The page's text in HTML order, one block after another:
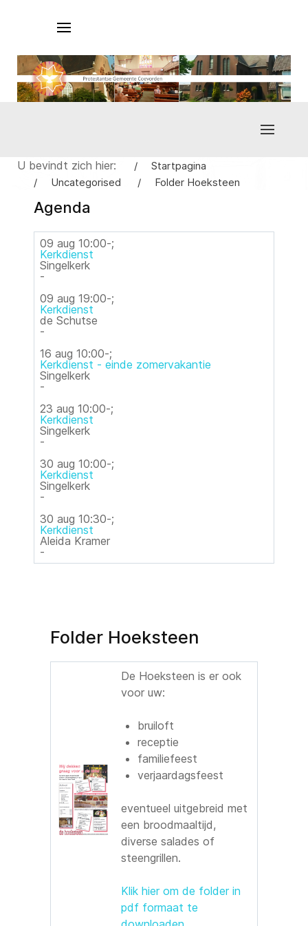
U bevindt zich hier:
Startpagina
Uncategorised
Folder Hoeksteen
Agenda
09 aug 10:00-;
Kerkdienst
Singelkerk
-
09 aug 19:00-;
Kerkdienst
de Schutse
-
16 aug 10:00-;
Kerkdienst - einde zomervakantie
Singelkerk
-
23 aug 10:00-;
Kerkdienst
Singelkerk
-
30 aug 10:00-;
Kerkdienst
Singelkerk
-
30 aug 10:30-;
Kerkdienst
Aleida Kramer
-
Folder Hoeksteen
De Hoeksteen is er ook
voor uw:
bruiloft
receptie
familiefeest
verjaardagsfeest
eventueel uitgebreid met
een broodmaaltijd,
diverse salades of
steengrillen.
Klik hier om de folder in
pdf formaat te